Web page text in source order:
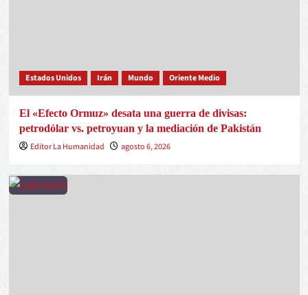
Estados Unidos Irán Mundo Oriente Medio
El «Efecto Ormuz» desata una guerra de divisas:
petrodólar vs. petroyuan y la mediación de Pakistán
Editor La Humanidad
agosto 6, 2026